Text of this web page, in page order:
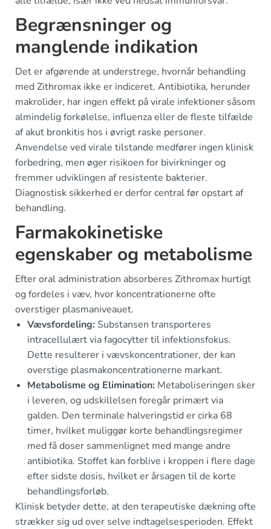
Begrænsninger og
manglende indikation
Det er afgørende at understrege, hvornår behandling
med Zithromax ikke er indiceret. Antibiotika, herunder
makrolider, har ingen effekt på virale infektioner såsom
almindelig forkølelse, influenza eller de fleste tilfælde
af akut bronkitis hos i øvrigt raske personer.
Anvendelse ved virale tilstande medfører ingen klinisk
forbedring, men øger risikoen for bivirkninger og
fremmer udviklingen af resistente bakterier.
Diagnostisk sikkerhed er derfor central før opstart af
behandling.
Farmakokinetiske
egenskaber og metabolisme
Efter oral administration absorberes Zithromax hurtigt
og fordeles i væv, hvor koncentrationerne ofte
overstiger plasmaniveauet.
Vævsfordeling: Substansen transporteres
intracellulært via fagocytter til infektionsfokus.
Dette resulterer i vævskoncentrationer, der kan
overstige plasmakoncentrationerne markant.
Metabolisme og Elimination: Metaboliseringen sker
i leveren, og udskillelsen foregår primært via
galden. Den terminale halveringstid er cirka 68
timer, hvilket muliggør korte behandlingsregimer
med få doser sammenlignet med mange andre
antibiotika. Stoffet kan forblive i kroppen i flere dage
efter sidste dosis, hvilket er årsagen til de korte
behandlingsforløb.
Klinisk betyder dette, at den terapeutiske dækning ofte
strækker sig ud over selve indtagelsesperioden. Effekt